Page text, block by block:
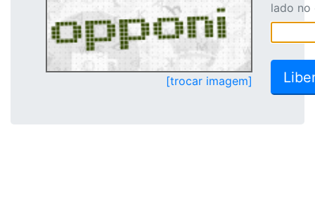
[trocar imagem]
lado no